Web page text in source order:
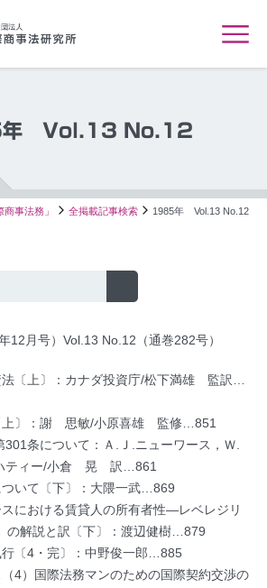
Vol.13 No.12
事法務」 全掲載記事検索 1985年 Vol.13 No.12
12月号）Vol.13 No.12（通巻282号）
〔上〕：カナダ投資庁/松下満雄 監訳…
上〕：謝 思敏/小原喜雄 監修…851
条について：Ａ.Ｊ.ニューワース，Ｗ.
ティー/小倉 晃 訳…861
いて〔下〕：大隈一武…869
における賃貸人の所有者性―レベレジリ
の解説と訳〔下〕：渡辺健樹…879
〔4・完〕：中野俊一郎…885
4）国際法務マンのための国際契約交渉の